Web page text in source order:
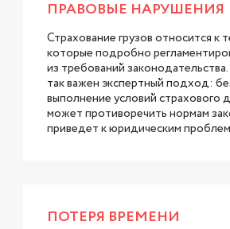
ПРАВОВЫЕ НАРУШЕНИЯ
Страхование грузов относится к
которые подробно
из требований
так важен экспертный подход:
выполнение условий страхового
может противоречить нормам
приведет к юридическим
ПОТЕРЯ ВРЕМЕНИ